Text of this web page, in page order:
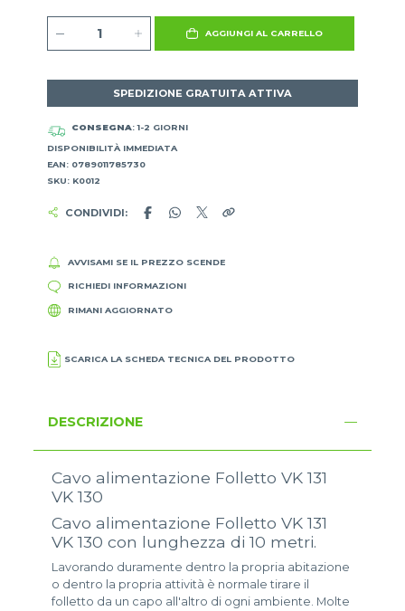
AGGIUNGI AL CARRELLO
SPEDIZIONE GRATUITA ATTIVA
CONSEGNA: 1-2 GIORNI
DISPONIBILITÀ IMMEDIATA
EAN: 0789011785730
SKU: K0012
CONDIVIDI:
AVVISAMI SE IL PREZZO SCENDE
RICHIEDI INFORMAZIONI
RIMANI AGGIORNATO
SCARICA LA SCHEDA TECNICA DEL PRODOTTO
DESCRIZIONE
Cavo alimentazione Folletto VK 131
VK 130
Cavo alimentazione Folletto VK 131
VK 130 con lunghezza di 10 metri.
Lavorando duramente dentro la propria abitazione
o dentro la propria attività è normale tirare il
folletto da un capo all'altro di ogni ambiente. Molte